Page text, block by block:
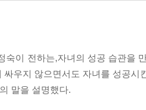
숙이 전하는,자녀의 성공 습관을
싸우지 않으면서도 자녀를 성공
말을 설명했다.